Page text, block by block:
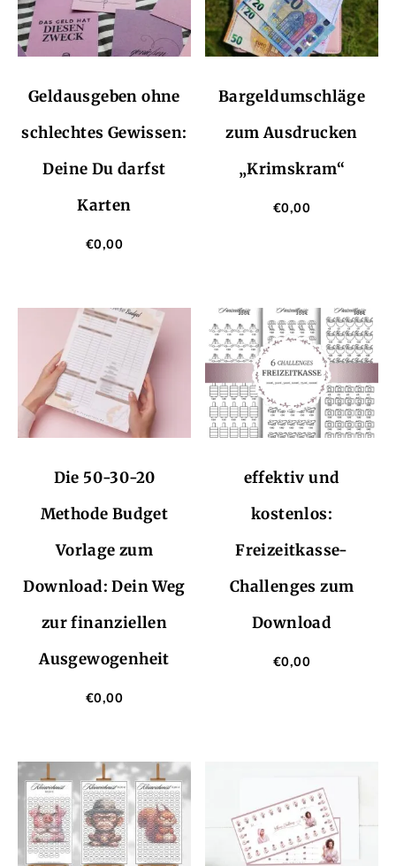
Geldausgeben ohne
schlechtes Gewissen:
Deine Du darfst
Karten
€0,00
Bargeldumschläge
zum Ausdrucken
„Krimskram“
€0,00
Die 50-30-20
Methode Budget
Vorlage zum
Download: Dein Weg
zur finanziellen
Ausgewogenheit
€0,00
effektiv und
kostenlos:
Freizeitkasse-
Challenges zum
Download
€0,00